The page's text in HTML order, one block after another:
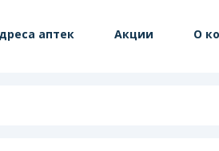
аптек Акции О